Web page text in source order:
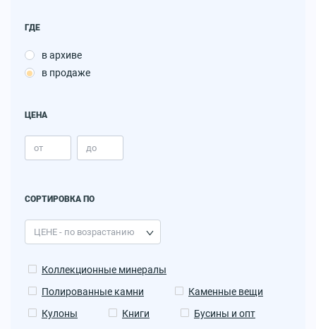
ГДЕ
в архиве
в продаже
ЦЕНА
СОРТИРОВКА ПО
Коллекционные минералы
Полированные камни
Каменные вещи
Кулоны
Книги Бусины и опт